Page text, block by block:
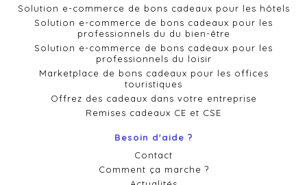
Solution e-commerce de bons cadeaux pour les hôtels
Solution e-commerce de bons cadeaux pour les
professionnels du du bien-être
Solution e-commerce de bons cadeaux pour les
professionnels du loisir
Marketplace de bons cadeaux pour les offices
touristiques
Offrez des cadeaux dans votre entreprise
Remises cadeaux CE et CSE
Besoin d'aide ?
Contact
Comment ça marche ?